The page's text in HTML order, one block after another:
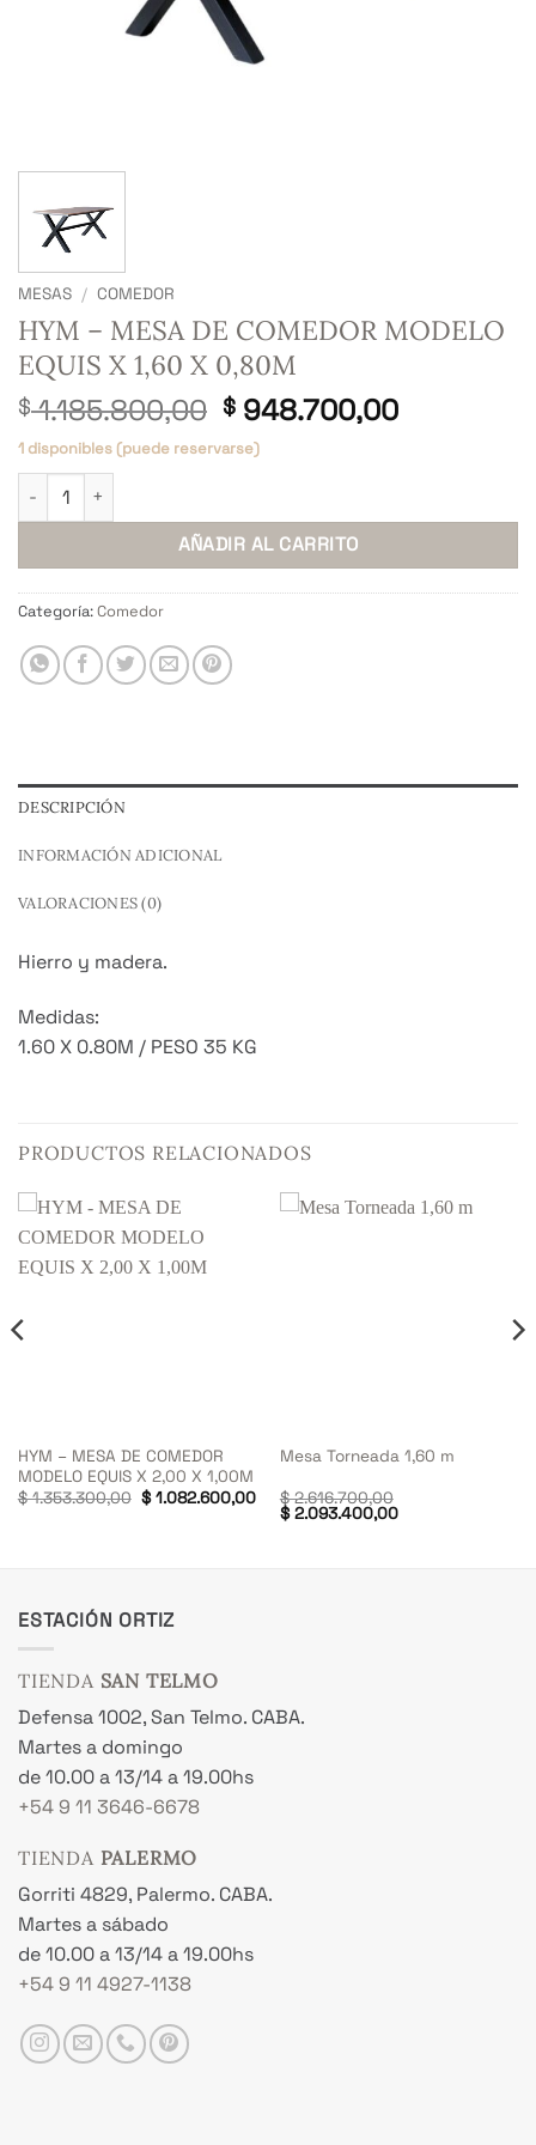
MESAS / COMEDOR
HYM – MESA DE COMEDOR MODELO
EQUIS X 1,60 X 0,80M
$1.185.800,00 El
precio
original
$ 1.185.800,00.
$ 948.700,00El
$
1 disponibles (puede reservarse)
HYM - MESA DE COMEDOR MODELO EQUIS X 1,60 X 0,80M
AÑADIR AL CARRITO
Categoría:Comedor
DESCRIPCIÓN
INFORMACIÓN ADICIONAL
VALORACIONES (0)
Hierro y madera.
Medidas:
1.60 X 0.80M / PESO 35 KG
PRODUCTOS RELACIONADOS
HYM – MESA DE COMEDOR
MODELO EQUIS X 2,00 X 1,00M
$1.353.300,00 El
precio
$1.082.600,00El
precio
actual
Mesa Torneada 1,60 m
$2.616.700,00
El
precio
$2.093.400,00El
ESTACIÓN ORTIZ
TIENDA SAN TELMO
Defensa 1002, San Telmo. CABA.
Martes a domingo
de 10.00 a 13/14 a 19.00hs
+54 9 11 3646-6678
TIENDA PALERMO
Gorriti 4829, Palermo. CABA.
Martes a sábado
de 10.00 a 13/14 a 19.00hs
+54 9 11 4927-1138